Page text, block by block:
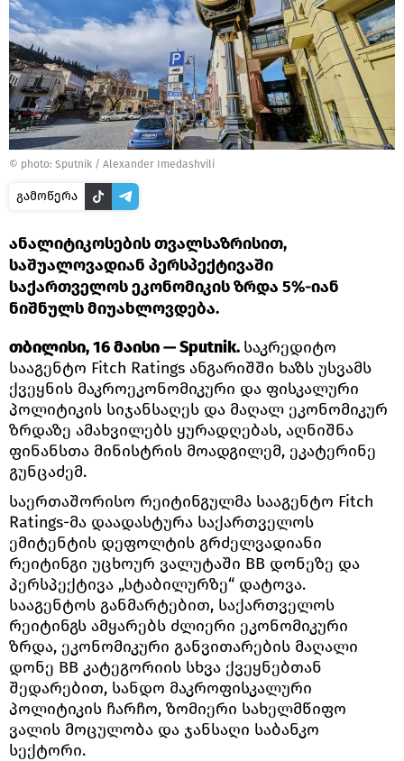
© photo: Sputnik / Alexander Imedashvili
გამოწერა
ანალიტიკოსების თვალსაზრისით,
საშუალოვადიან პერსპექტივაში
საქართველოს ეკონომიკის ზრდა 5%-იან
ნიშნულს მიუახლოვდება.
თბილისი, 16 მაისი — Sputnik. საკრედიტო
სააგენტო Fitch Ratings ანგარიშში ხაზს უსვამს
ქვეყნის მაკროეკონომიკური და ფისკალური
პოლიტიკის სიჯანსაღეს და მაღალ ეკონომიკურ
ზრდაზე ამახვილებს ყურადღებას, აღნიშნა
ფინანსთა მინისტრის მოადგილემ, ეკატერინე
გუნცაძემ.
საერთაშორისო რეიტინგულმა სააგენტო Fitch
Ratings-მა დაადასტურა საქართველოს
ემიტენტის დეფოლტის გრძელვადიანი
რეიტინგი უცხოურ ვალუტაში BB დონეზე და
პერსპექტივა „სტაბილურზე“ დატოვა.
სააგენტოს განმარტებით, საქართველოს
რეიტინგს ამყარებს ძლიერი ეკონომიკური
ზრდა, ეკონომიკური განვითარების მაღალი
დონე BB კატეგორიის სხვა ქვეყნებთან
შედარებით, სანდო მაკროფისკალური
პოლიტიკის ჩარჩო, ზომიერი სახელმწიფო
ვალის მოცულობა და ჯანსაღი საბანკო
სექტორი.